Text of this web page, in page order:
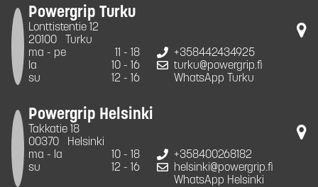
Powergrip Turku
Lonttistentie 12
20100
Turku
ma - pe
11 - 18
la
10 - 16
su
12 - 16
+358442434925
turku@powergrip.fi
WhatsApp Turku
Powergrip Helsinki
Takkatie 18
00370
Helsinki
ma - la
10 - 18
su
12 - 16
+358400268182
helsinki@powergrip.fi
WhatsApp Helsinki